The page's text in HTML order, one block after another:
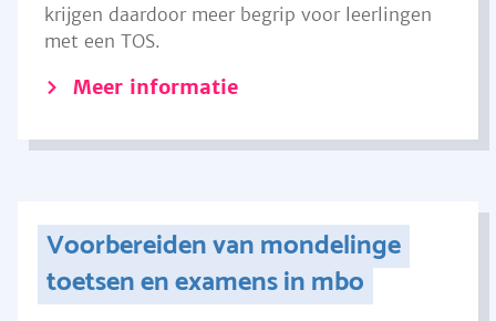
krijgen daardoor meer begrip voor leerlingen
met een TOS.
Meer informatie
Voorbereiden van mondelinge
toetsen en examens in mbo